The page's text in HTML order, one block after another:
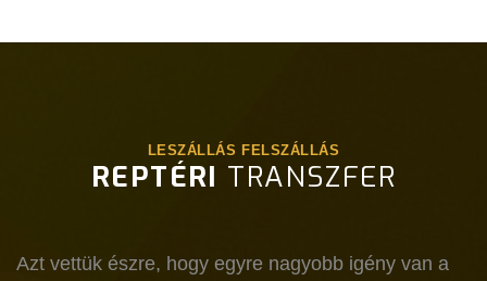
LESZÁLLÁS FELSZÁLLÁS
REPTÉRI TRANSZFER
Azt vettük észre, hogy egyre nagyobb igény van a